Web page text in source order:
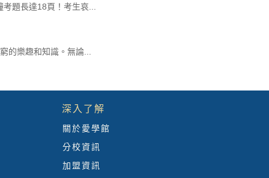
題長達18頁！考生哀...
的樂趣和知識。無論...
深入了解
關於愛學館
分校資訊
加盟資訊